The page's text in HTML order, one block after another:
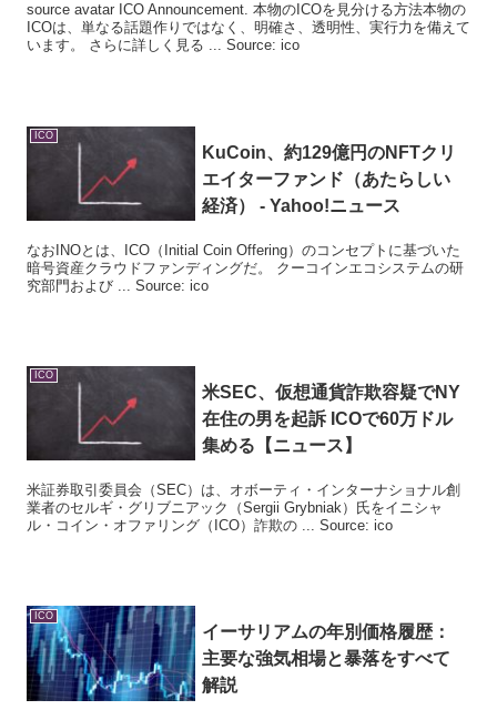
source avatar ICO Announcement. 本物のICOを見分ける方法本物の
ICOは、単なる話題作りではなく、明確さ、透明性、実行力を備えて
います。 さらに詳しく見る ... Source: ico
ICO
KuCoin、約129億円のNFTクリ
エイターファンド（あたらしい
経済） - Yahoo!ニュース
なおINOとは、ICO（Initial Coin Offering）のコンセプトに基づいた
暗号資産クラウドファンディングだ。 クーコインエコシステムの研
究部門および ... Source: ico
ICO
米SEC、仮想通貨詐欺容疑でNY
在住の男を起訴 ICOで60万ドル
集める【ニュース】
米証券取引委員会（SEC）は、オボーティ・インターナショナル創
業者のセルギ・グリブニアック（Sergii Grybniak）氏をイニシャ
ル・コイン・オファリング（ICO）詐欺の ... Source: ico
ICO
イーサリアムの年別価格履歴：
主要な強気相場と暴落をすべて
解説